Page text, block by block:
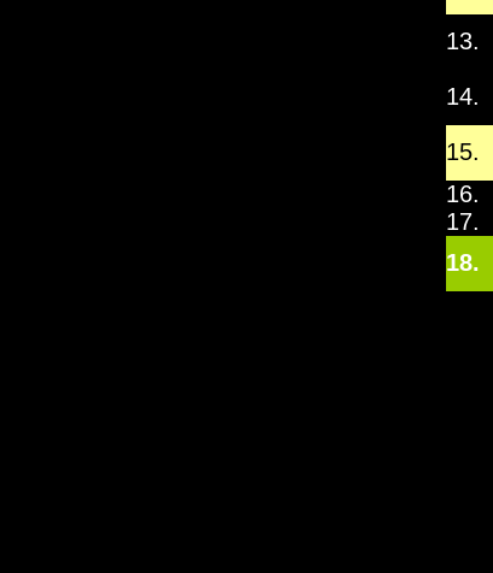
13.
14.
15.
16.
17.
18.